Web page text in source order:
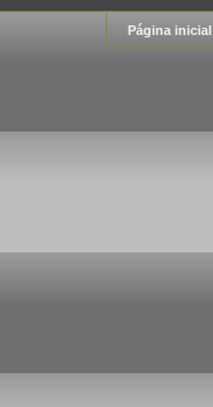
Página inicial